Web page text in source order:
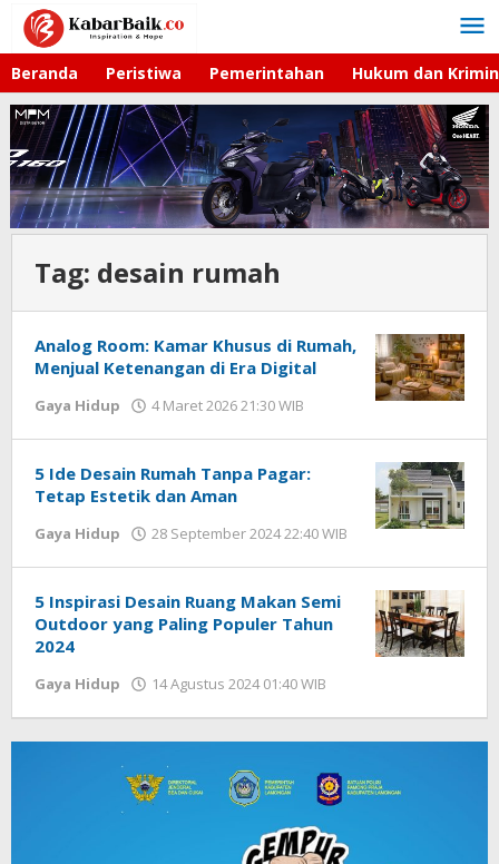
Lewati
konten
Beranda Peristiwa Pemerintahan Hukum dan
Tag: desain rumah
Analog Room: Kamar Khusus di Rumah,
Menjual Ketenangan di Era Digital
Gaya Hidup 4 Maret 2026 21:30 WIB
5 Ide Desain Rumah Tanpa Pagar:
Tetap Estetik dan Aman
Gaya Hidup 28 September 2024 22:40 WIB
oleh
5 Inspirasi Desain Ruang Makan Semi
Outdoor yang Paling Populer Tahun
2024
Gaya Hidup 14 Agustus 2024 01:40 WIB